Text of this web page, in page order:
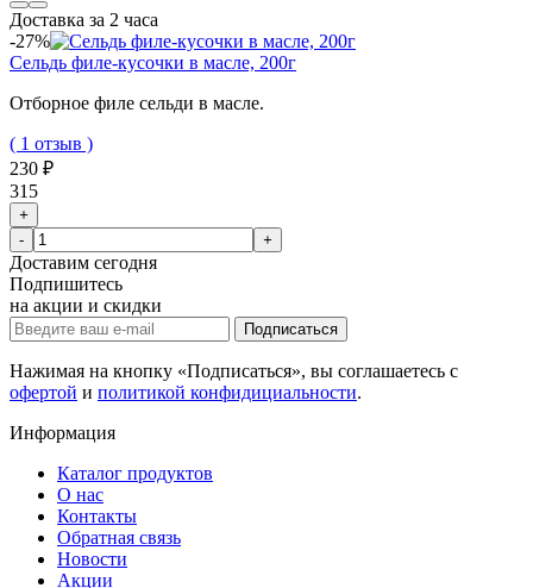
Доставка за 2 часа
-27%
Сельдь филе-кусочки в масле, 200г
Отборное филе сельди в масле.
( 1 отзыв )
230 ₽
315
+
-
+
Доставим сегодня
Подпишитесь
на акции и скидки
Подписаться
Нажимая на кнопку «Подписаться», вы соглашаетесь с
офертой и политикой конфидициальности.
Информация
Каталог продуктов
О нас
Контакты
Обратная связь
Новости
Акции